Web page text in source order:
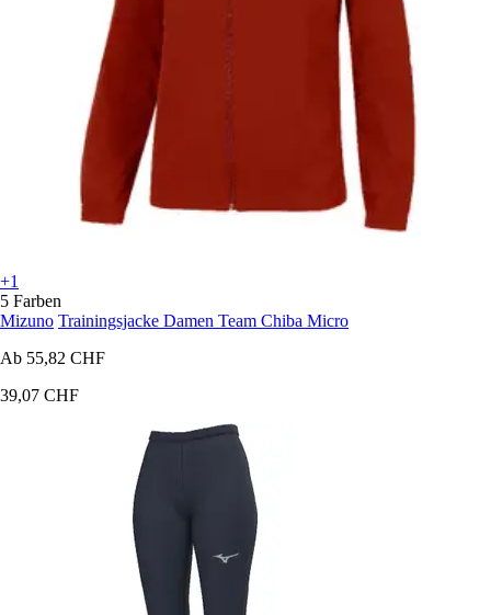
+1
5 Farben
Mizuno Trainingsjacke Damen Team Chiba Micro
Ab 55,82 CHF
39,07 CHF